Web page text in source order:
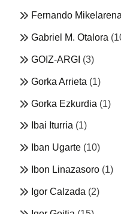
Fernando Mikelarena
Gabriel M. Otalora
GOIZ-ARGI (3)
Gorka Arrieta (1)
Gorka Ezkurdia (1)
Ibai Iturria (1)
Iban Ugarte (10)
Ibon Linazasoro (1)
Igor Calzada (2)